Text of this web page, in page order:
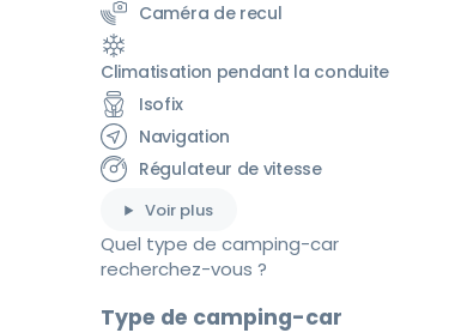
Caméra de recul
Climatisation pendant la conduite
Isofix
Navigation
Régulateur de vitesse
Voir plus
Quel type de camping-car
recherchez-vous ?
Type de camping-car